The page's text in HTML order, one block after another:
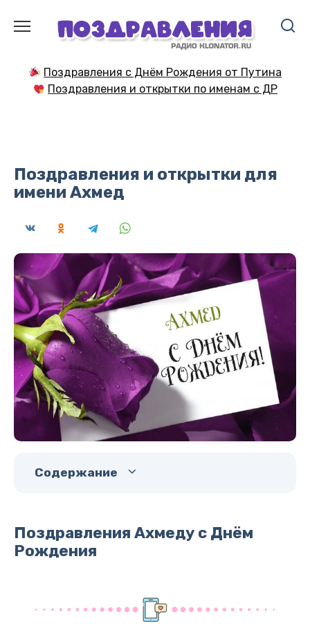
содержанию
Поздравления с Днём Рождения от Путина
Поздравления и открытки по именам с ДР
Поздравления и открытки для
имени Ахмед
Содержание
Поздравления Ахмеду с Днём
Рождения